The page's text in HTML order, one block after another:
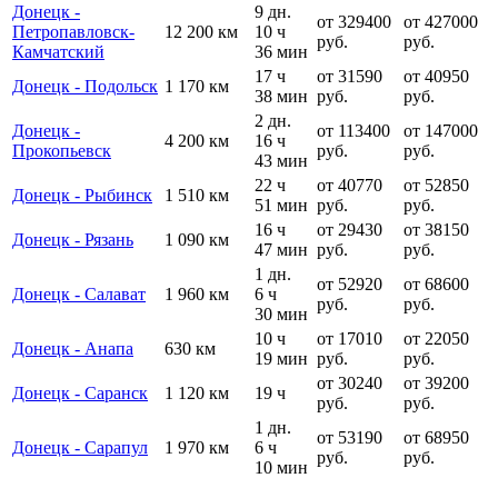
Донецк -
Петропавловск-
Камчатский
12 200 км
9 дн.
10 ч
36 мин
от 329400
руб.
от 427000
руб.
Донецк - Подольск 1 170 км
17 ч
38 мин
от 31590
руб.
от 40950
руб.
Донецк -
Прокопьевск
4 200 км
2 дн.
16 ч
43 мин
от 113400
руб.
от 147000
руб.
Донецк - Рыбинск 1 510 км
22 ч
51 мин
от 40770
руб.
от 52850
руб.
Донецк - Рязань
1 090 км
16 ч
47 мин
от 29430
руб.
от 38150
руб.
Донецк - Салават 1 960 км
1 дн.
6 ч
30 мин
от 52920
руб.
от 68600
руб.
Донецк - Анапа 630 км
10 ч
19 мин
от 17010
руб.
от 22050
руб.
Донецк - Саранск
1 120 км 19 ч
от 30240
руб.
от 39200
руб.
Донецк - Сарапул 1 970 км
1 дн.
6 ч
10 мин
от 53190
руб.
от 68950
руб.